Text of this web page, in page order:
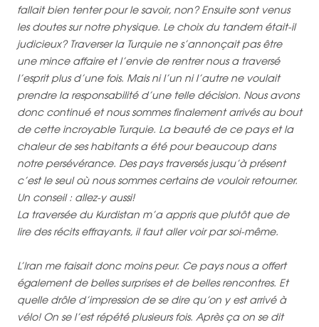
fallait bien tenter pour le savoir, non? Ensuite sont venus
les doutes sur notre physique. Le choix du tandem était-il
judicieux? Traverser la Turquie ne s’annonçait pas être
une mince affaire et l’envie de rentrer nous a traversé
l’esprit plus d’une fois. Mais ni l’un ni l’autre ne voulait
prendre la responsabilité d’une telle décision. Nous avons
donc continué et nous sommes finalement arrivés au bout
de cette incroyable Turquie. La beauté de ce pays et la
chaleur de ses habitants a été pour beaucoup dans
notre persévérance. Des pays traversés jusqu’à présent
c’est le seul où nous sommes certains de vouloir retourner.
Un conseil : allez-y aussi!
La traversée du Kurdistan m’a appris que plutôt que de
lire des récits effrayants, il faut aller voir par soi-même.
L’Iran me faisait donc moins peur. Ce pays nous a offert
également de belles surprises et de belles rencontres. Et
quelle drôle d’impression de se dire qu’on y est arrivé à
vélo! On se l’est répété plusieurs fois. Après ça on se dit